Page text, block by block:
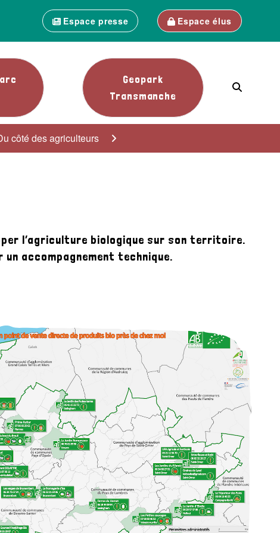
Espace presse Espace élus
Geopark
Transmanche
côté des agriculteurs
l’agriculture biologique sur son territoire.
accompagnement technique.